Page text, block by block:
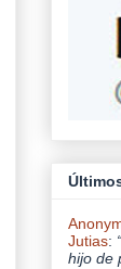
Jutias:
hijo de